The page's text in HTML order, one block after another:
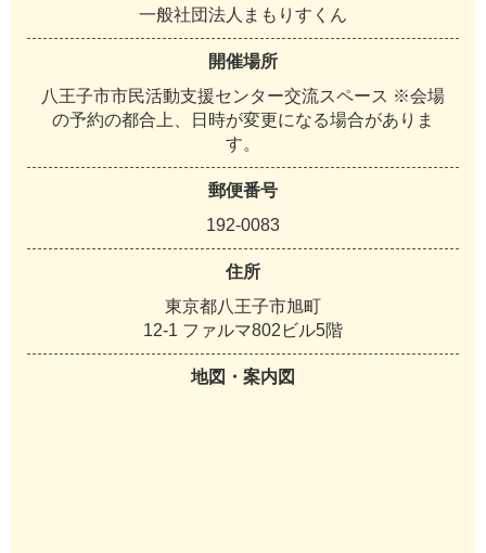
一般社団法人まもりすくん
開催場所
八王子市市民活動支援センター交流スペース ※会場
の予約の都合上、日時が変更になる場合がありま
す。
郵便番号
192-0083
住所
東京都八王子市旭町
12-1 ファルマ802ビル5階
地図・案内図